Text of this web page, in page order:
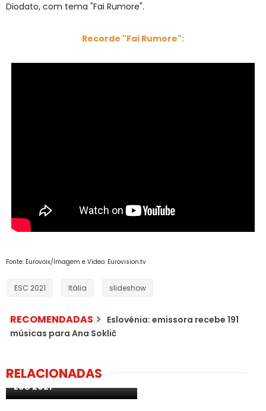
Diodato, com tema "Fai Rumore".
Recorde "Fai Rumore":
Fonte: Eurovoix/Imagem e Vídeo: Eurovision.tv
ESC 2021 Itália slideshow
RECOMENDADAS
Eslovénia: emissora recebe 191
músicas para Ana Soklič
RELACIONADAS
música de Senhit para o
ESC 2021
Polónia: país revela
representante para o